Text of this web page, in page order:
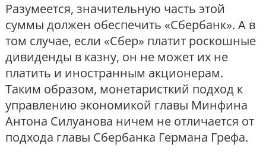
Разумеется, значительную часть этой
суммы должен обеспечить «Сбербанк». А в
том случае, если «Сбер» платит роскошные
дивиденды в казну, он не может их не
платить и иностранным акционерам.
Таким образом, монетаристкий подход к
управлению экономикой главы Минфина
Антона Силуанова ничем не отличается от
подхода главы Сбербанка Германа Грефа.